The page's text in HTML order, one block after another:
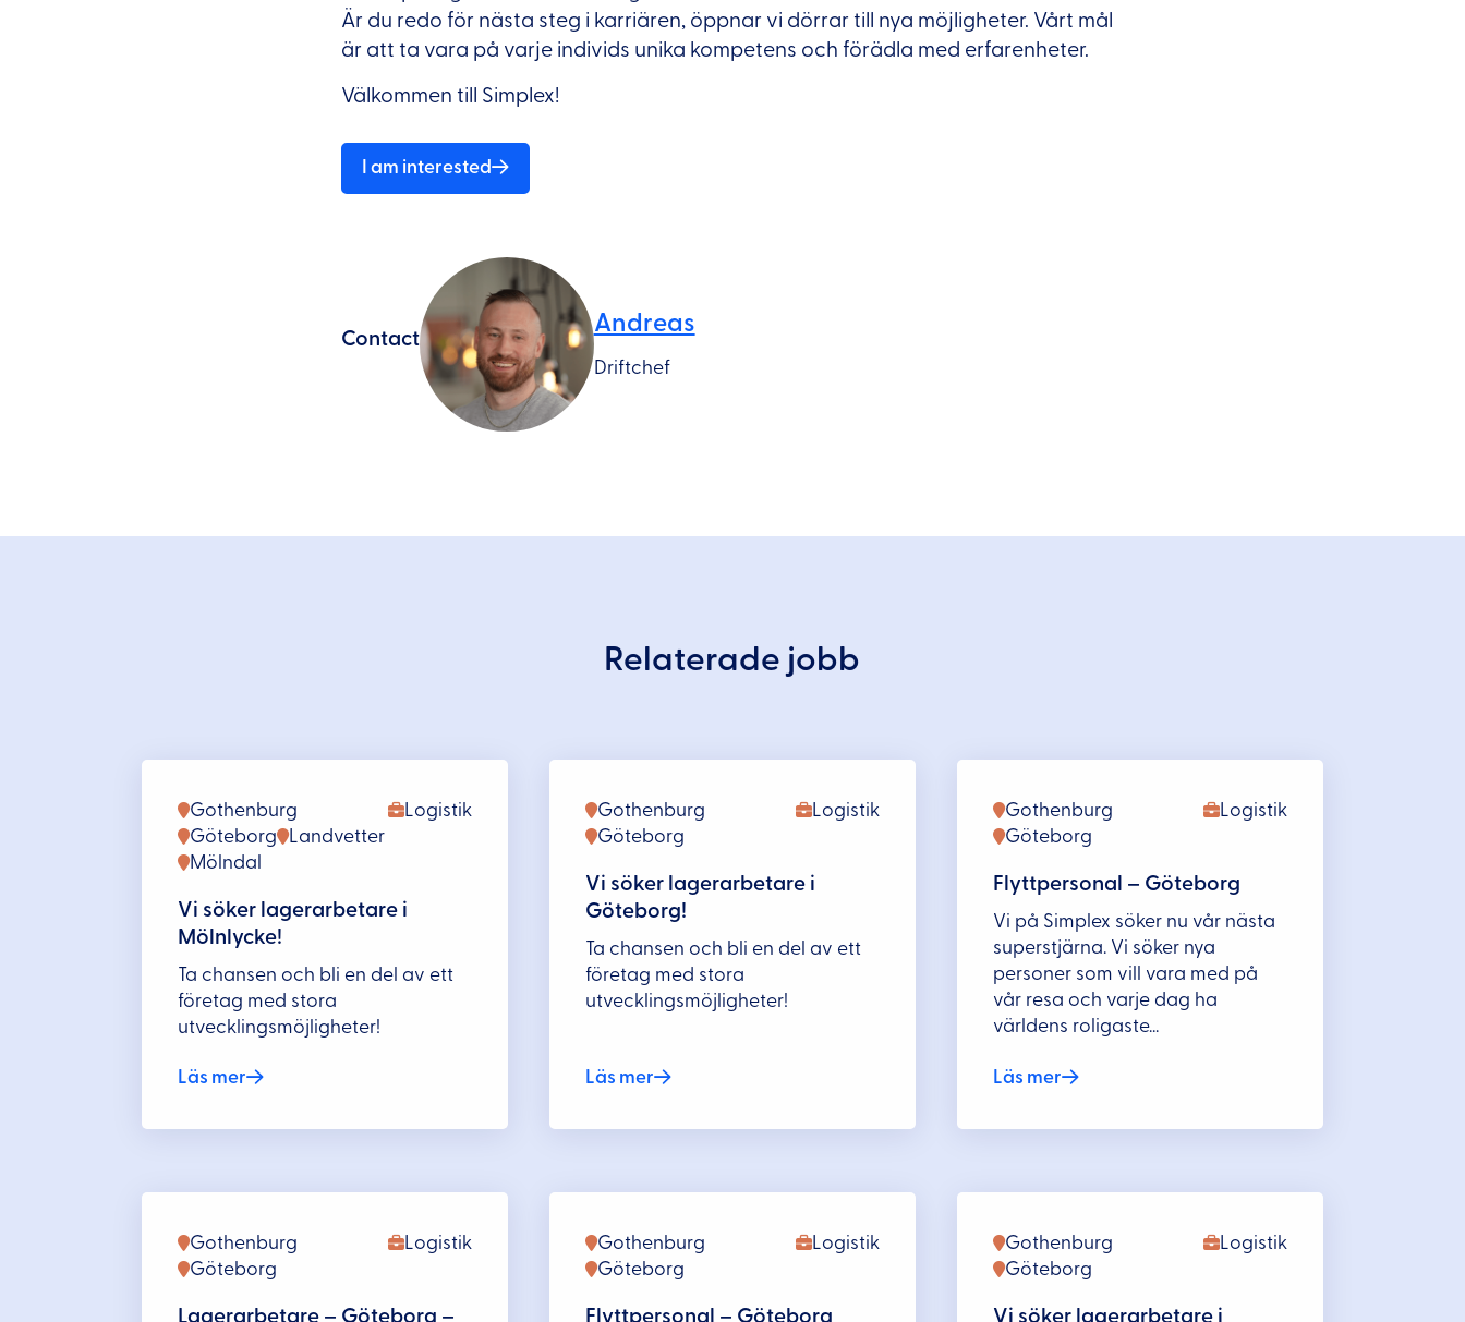
Är du redo för nästa steg i karriären, öppnar vi dörrar till nya möjligheter. Vårt mål
är att ta vara på varje individs unika kompetens och förädla med erfarenheter.
Välkommen till Simplex!
I am interested
Contact
Andreas
Driftchef
Relaterade jobb
Logistik
Gothenburg
Göteborg
Landvetter
Mölndal
Vi söker lagerarbetare i
Mölnlycke!
Ta chansen och bli en del av ett
företag med stora
utvecklingsmöjligheter!
Läs mer
Logistik
Gothenburg
Göteborg
Vi söker lagerarbetare i
Göteborg!
Ta chansen och bli en del av ett
företag med stora
utvecklingsmöjligheter!
Läs mer
Logistik
Gothenburg
Göteborg
Flyttpersonal – Göteborg
Vi på Simplex söker nu vår nästa
superstjärna. Vi söker nya
personer som vill vara med på
vår resa och varje dag ha
världens roligaste...
Läs mer
Logistik
Gothenburg
Göteborg
Lagerarbetare – Göteborg –
Logistik
Gothenburg
Göteborg
Flyttpersonal – Göteborg
Logistik
Gothenburg
Göteborg
Vi söker lagerarbetare i